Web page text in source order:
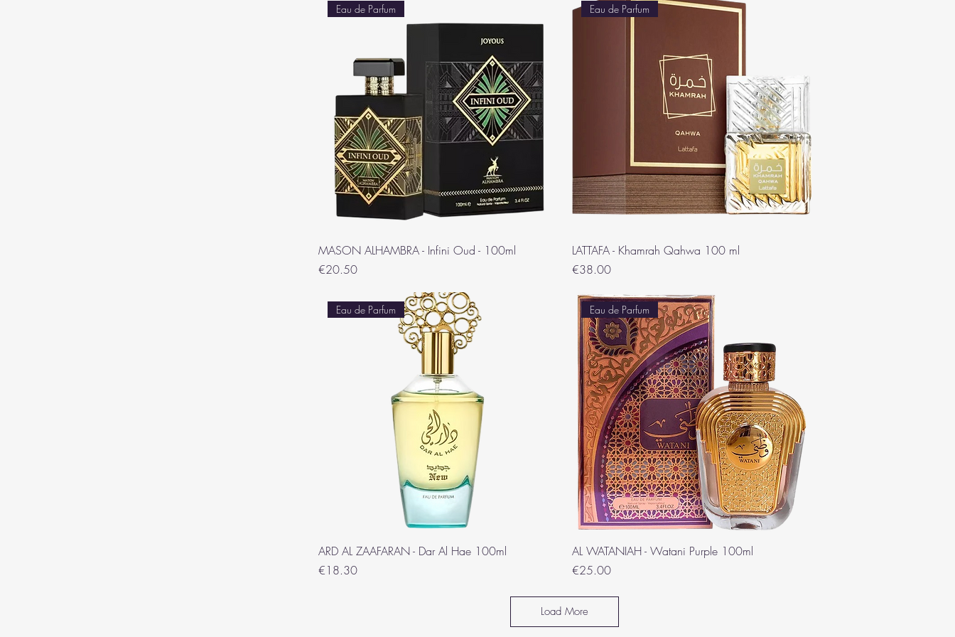
Eau de Parfum
MASON ALHAMBRA - Infini Oud - 100ml
Price
€20.50
Eau de Parfum
LATTAFA - Khamrah Qahwa 100 ml
Price
€38.00
Eau de Parfum
ARD AL ZAAFARAN - Dar Al Hae 100ml
Price
€18.30
Eau de Parfum
AL WATANIAH - Watani Purple 100ml
Price
€25.00
Load More